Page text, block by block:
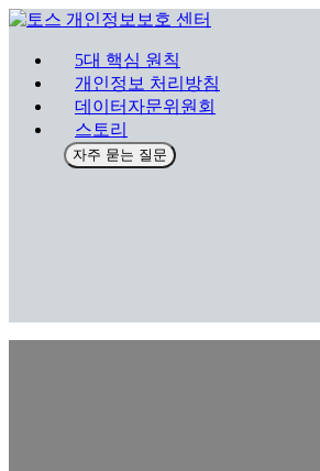
5대 핵심 원칙
개인정보 처리방침
데이터자문위원회
스토리
자주 묻는 질문